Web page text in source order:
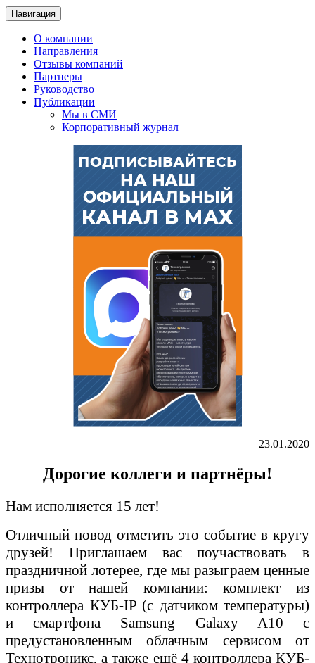
Навигация
О компании
Направления
Отзывы компаний
Партнеры
Руководство
Публикации
Мы в СМИ
Корпоративный журнал
23.01.2020
Дорогие коллеги и партнёры!
Нам исполняется 15 лет!
Отличный повод отметить это событие в кругу
друзей! Приглашаем вас поучаствовать в
праздничной лотерее, где мы разыграем ценные
призы от нашей компании: комплект из
контроллера КУБ-IP (с датчиком температуры)
и смартфона Samsung Galaxy A10 с
предустановленным облачным сервисом от
Технотроникс, а также ещё 4 контроллера КУБ-